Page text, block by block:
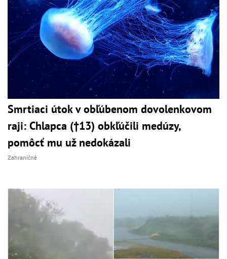
Smrtiaci útok v obľúbenom dovolenkovom
raji: Chlapca (†13) obkľúčili medúzy,
pomôcť mu už nedokázali
Zahraničné